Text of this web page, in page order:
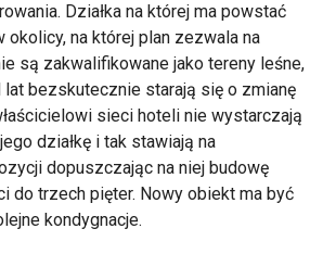
Działka na której ma powstać
na której plan zezwala na
są zakwalifikowane jako tereny leśne,
lat bezskutecznie starają się o zmianę
sieci hoteli nie wystarczają
działkę i tak stawiają na
dopuszczając na niej budowę
do trzech pięter. Nowy obiekt ma być
kondygnacje.